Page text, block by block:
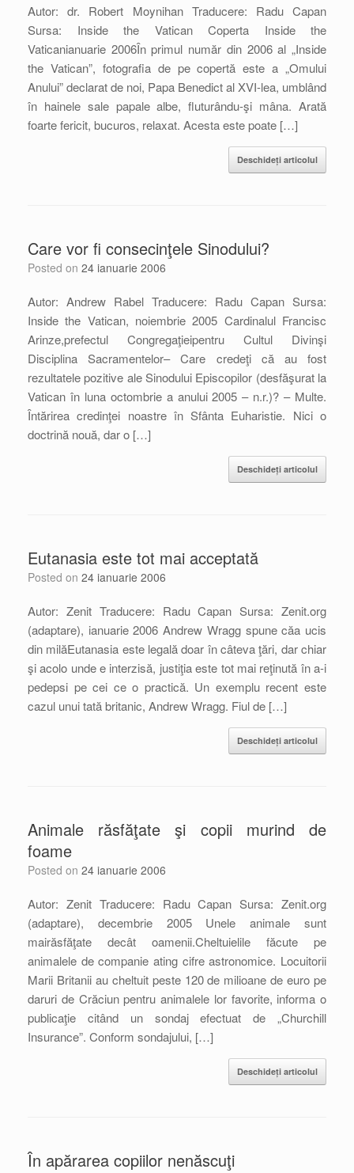
Autor: dr. Robert Moynihan Traducere: Radu Capan
Sursa: Inside the Vatican Coperta Inside the
Vaticanianuarie 2006În primul număr din 2006 al „Inside
the Vatican”, fotografia de pe copertă este a „Omului
Anului” declarat de noi, Papa Benedict al XVI-lea, umblând
în hainele sale papale albe, fluturându-şi mâna. Arată
foarte fericit, bucuros, relaxat. Acesta este poate […]
Deschideți articolul
Care vor fi consecinţele Sinodului?
Posted on 24 ianuarie 2006
Autor: Andrew Rabel Traducere: Radu Capan Sursa:
Inside the Vatican, noiembrie 2005 Cardinalul Francisc
Arinze,prefectul Congregaţieipentru Cultul Divinşi
Disciplina Sacramentelor– Care credeţi că au fost
rezultatele pozitive ale Sinodului Episcopilor (desfăşurat la
Vatican în luna octombrie a anului 2005 – n.r.)? – Multe.
Întărirea credinţei noastre în Sfânta Euharistie. Nici o
doctrină nouă, dar o […]
Deschideți articolul
Eutanasia este tot mai acceptată
Posted on 24 ianuarie 2006
Autor: Zenit Traducere: Radu Capan Sursa: Zenit.org
(adaptare), ianuarie 2006 Andrew Wragg spune căa ucis
din milăEutanasia este legală doar în câteva ţări, dar chiar
şi acolo unde e interzisă, justiţia este tot mai reţinută în a-i
pedepsi pe cei ce o practică. Un exemplu recent este
cazul unui tată britanic, Andrew Wragg. Fiul de […]
Deschideți articolul
Animale răsfăţate şi copii murind de
foame
Posted on 24 ianuarie 2006
Autor: Zenit Traducere: Radu Capan Sursa: Zenit.org
(adaptare), decembrie 2005 Unele animale sunt
mairăsfăţate decât oamenii.Cheltuielile făcute pe
animalele de companie ating cifre astronomice. Locuitorii
Marii Britanii au cheltuit peste 120 de milioane de euro pe
daruri de Crăciun pentru animalele lor favorite, informa o
publicaţie citând un sondaj efectuat de „Churchill
Insurance”. Conform sondajului, […]
Deschideți articolul
În apărarea copiilor nenăscuţi